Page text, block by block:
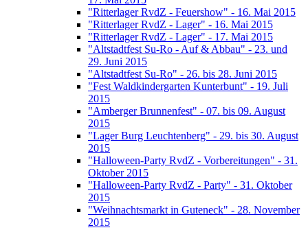
"Ritterlager RvdZ - Feuershow" - 16. Mai 2015
"Ritterlager RvdZ - Lager" - 16. Mai 2015
"Ritterlager RvdZ - Lager" - 17. Mai 2015
"Altstadtfest Su-Ro - Auf & Abbau" - 23. und
29. Juni 2015
"Altstadtfest Su-Ro" - 26. bis 28. Juni 2015
"Fest Waldkindergarten Kunterbunt" - 19. Juli
2015
"Amberger Brunnenfest" - 07. bis 09. August
2015
"Lager Burg Leuchtenberg" - 29. bis 30. August
2015
"Halloween-Party RvdZ - Vorbereitungen" - 31.
Oktober 2015
"Halloween-Party RvdZ - Party" - 31. Oktober
2015
"Weihnachtsmarkt in Guteneck" - 28. November
2015